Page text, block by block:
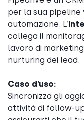
per la sua pipeline
automazione. L’
collega il
lavoro di
nurturing dei lead.
Caso d’uso:
Sincronizza gli
attività di follow-